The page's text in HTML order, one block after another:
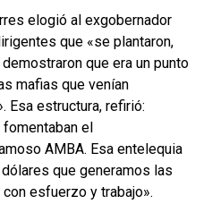
elogió al exgobernador
que «se plantaron,
que era un punto
mafias que venían
Esa estructura, refirió:
el
AMBA. Esa entelequia
que generamos las
esfuerzo y trabajo».